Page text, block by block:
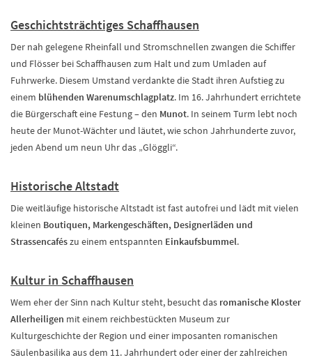
Geschichtsträchtiges Schaffhausen
Der nah gelegene Rheinfall und Stromschnellen zwangen die Schiffer
und Flösser bei Schaffhausen zum Halt und zum Umladen auf
Fuhrwerke. Diesem Umstand verdankte die Stadt ihren Aufstieg zu
einem blühenden Warenumschlagplatz. Im 16. Jahrhundert errichtete
die Bürgerschaft eine Festung – den Munot. In seinem Turm lebt noch
heute der Munot-Wächter und läutet, wie schon Jahrhunderte zuvor,
jeden Abend um neun Uhr das „Glöggli“.
Historische Altstadt
Die weitläufige historische Altstadt ist fast autofrei und lädt mit vielen
kleinen Boutiquen, Markengeschäften, Designerläden und
Strassencafészu einem entspannten Einkaufsbummel.
Kultur in Schaffhausen
Wem eher der Sinn nach Kultur steht, besucht das romanische Kloster
Allerheiligen mit einem reichbestückten Museum zur
Kulturgeschichte der Region und einer imposanten romanischen
Säulenbasilika aus dem 11. Jahrhundert oder einer der zahlreichen